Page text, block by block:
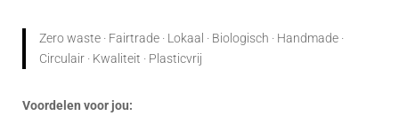
Zero waste · Fairtrade · Lokaal · Biologisch · Handmade ·
Circulair · Kwaliteit · Plasticvrij
Voordelen voor jou: